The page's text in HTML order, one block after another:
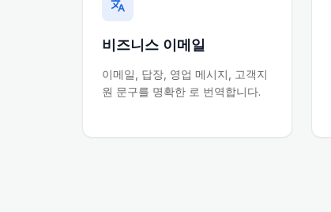
비즈니스 이메일
이메일, 답장, 영업 메시지, 고객지
원 문구를 명확한 로 번역합니다.